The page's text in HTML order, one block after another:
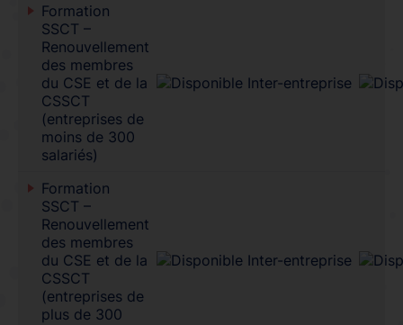
Formation
SSCT –
Renouvellement
des membres
du CSE et de la
CSSCT
(entreprises de
moins de 300
salariés)
Formation
SSCT –
Renouvellement
des membres
du CSE et de la
CSSCT
(entreprises de
plus de 300